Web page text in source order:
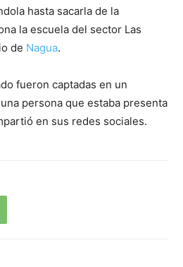
hasta sacarla de la
la escuela del sector Las
de Nagua.
fueron captadas en un
persona que estaba presenta
en sus redes sociales.